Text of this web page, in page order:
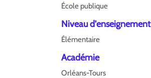
École publique
Niveau d'enseignement
Élémentaire
Académie
Orléans-Tours